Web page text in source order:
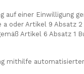
auf einer Einwilligung
a oder Artikel 9 Absatz
Artikel 6 Absatz 1
mithilfe